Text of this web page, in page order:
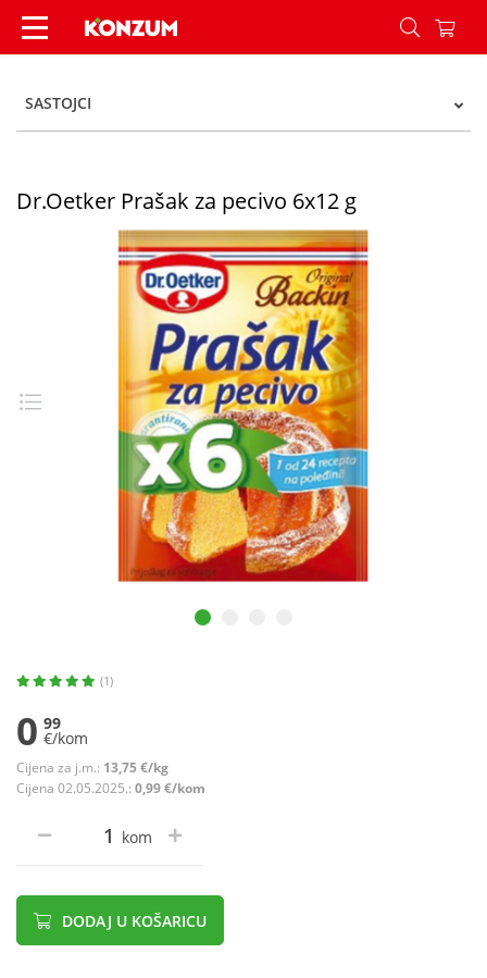
Dr.Oetker Prašak za pecivo 6x12 g - Konzum
SASTOJCI
Dr.Oetker Prašak za pecivo 6x12 g
(1)
0 99
€/kom
Cijena za j.m.: 13,75 €/kg
Cijena 02.05.2025.: 0,99 €/kom
kom
DODAJ U KOŠARICU